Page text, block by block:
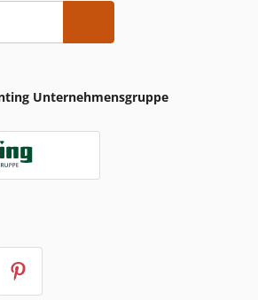
Unternehmensgruppe